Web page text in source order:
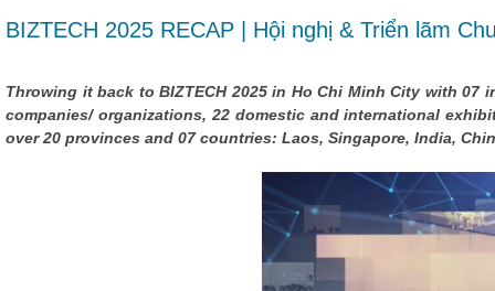
BIZTECH 2025 RECAP | Hội nghị & Triển lãm
Throwing it back to BIZTECH 2025 in Ho Chi Minh City with
companies/ organizations, 22 domestic and international
over 20 provinces and 07 countries: Laos, Singapore, India,